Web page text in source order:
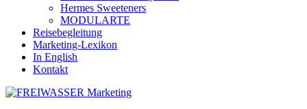
Hermes Sweeteners
MODULARTE
Reisebegleitung
Marketing-Lexikon
In English
Kontakt